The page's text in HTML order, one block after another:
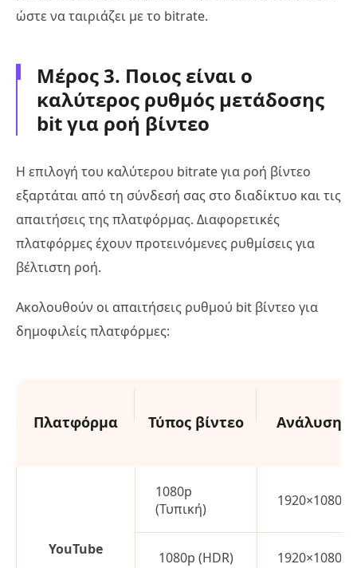
ώστε να ταιριάζει με το bitrate.
Μέρος 3. Ποιος είναι ο
καλύτερος ρυθμός μετάδοσης
bit για ροή βίντεο
Η επιλογή του καλύτερου bitrate για ροή βίντεο
εξαρτάται από τη σύνδεσή σας στο διαδίκτυο και τις
απαιτήσεις της πλατφόρμας. Διαφορετικές
πλατφόρμες έχουν προτεινόμενες ρυθμίσεις για
βέλτιστη ροή.
Ακολουθούν οι απαιτήσεις ρυθμού bit βίντεο για
δημοφιλείς πλατφόρμες:
Πλατφόρμα Τύπος βίντεο Ανάλυση
YouTube
1080p
(Τυπική)
1920×1080
1080p (HDR) 1920×1080